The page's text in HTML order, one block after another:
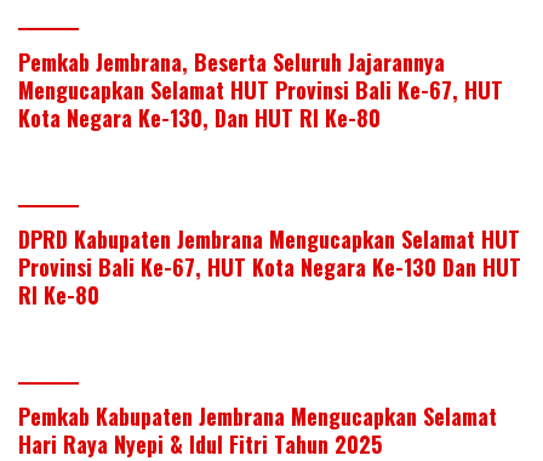
Pemkab Jembrana, Beserta Seluruh Jajarannya
Mengucapkan Selamat HUT Provinsi Bali Ke-67, HUT
Kota Negara Ke-130, Dan HUT RI Ke-80
DPRD Kabupaten Jembrana Mengucapkan Selamat HUT
Provinsi Bali Ke-67, HUT Kota Negara Ke-130 Dan HUT
RI Ke-80
Pemkab Kabupaten Jembrana Mengucapkan Selamat
Hari Raya Nyepi & Idul Fitri Tahun 2025